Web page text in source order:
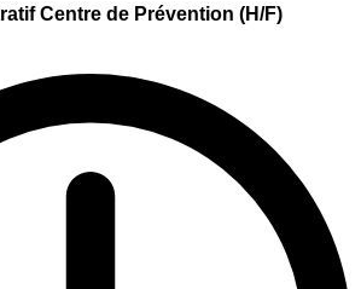
Centre de Prévention (H/F)